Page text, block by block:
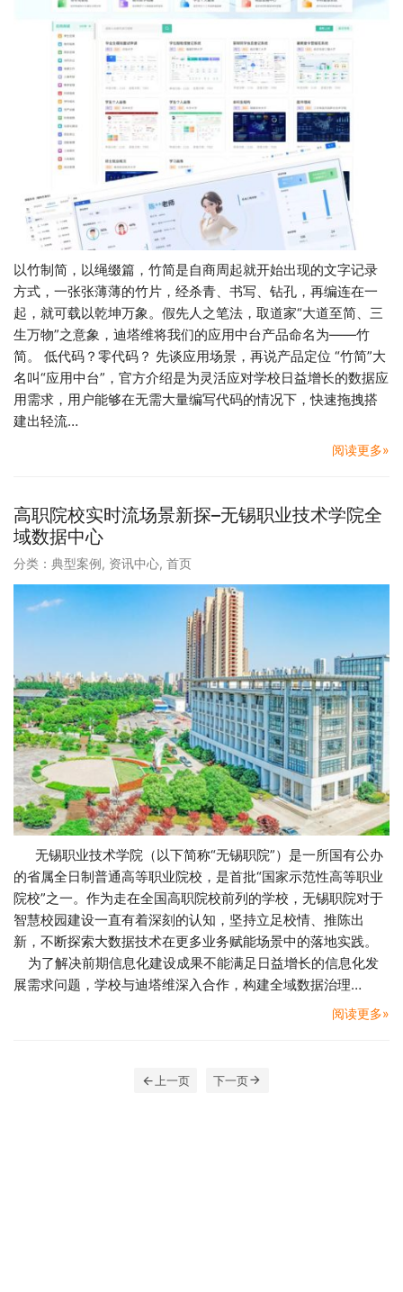
以竹制简，以绳缀篇，竹简是自商周起就开始出现的文字记录
方式，一张张薄薄的竹片，经杀青、书写、钻孔，再编连在一
起，就可载以乾坤万象。假先人之笔法，取道家“大道至简、三
生万物”之意象，迪塔维将我们的应用中台产品命名为——竹
简。 低代码？零代码？ 先谈应用场景，再说产品定位 “竹简”大
名叫“应用中台”，官方介绍是为灵活应对学校日益增长的数据应
用需求，用户能够在无需大量编写代码的情况下，快速拖拽搭
建出轻流…
阅读更多»
高职院校实时流场景新探–无锡职业技术学院全
域数据中心
分类： 典型案例, 资讯中心, 首页
无锡职业技术学院（以下简称“无锡职院”）是一所国有公办
的省属全日制普通高等职业院校，是首批“国家示范性高等职业
院校”之一。作为走在全国高职院校前列的学校，无锡职院对于
智慧校园建设一直有着深刻的认知，坚持立足校情、推陈出
新，不断探索大数据技术在更多业务赋能场景中的落地实践。
为了解决前期信息化建设成果不能满足日益增长的信息化发
展需求问题，学校与迪塔维深入合作，构建全域数据治理…
阅读更多»
上一页 下一页